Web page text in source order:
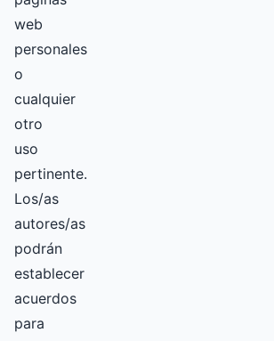
web
personales
o
cualquier
otro
uso
pertinente.
Los/as
autores/as
podrán
establecer
acuerdos
para